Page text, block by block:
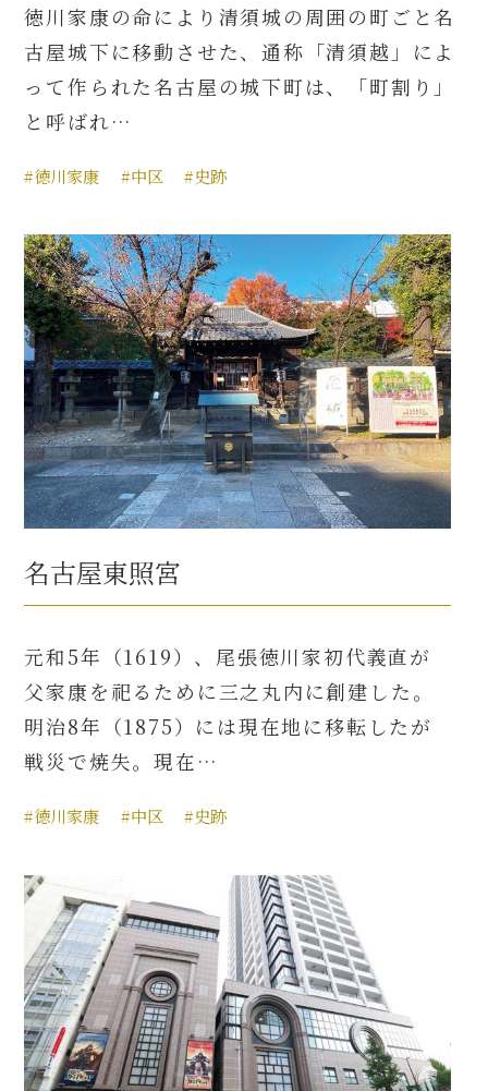
徳川家康の命により清須城の周囲の町ごと名
古屋城下に移動させた、通称「清須越」によ
って作られた名古屋の城下町は、「町割り」
と呼ばれ…
#徳川家康 #中区 #史跡
名古屋東照宮
元和5年（1619）、尾張徳川家初代義直が
父家康を祀るために三之丸内に創建した。
明治8年（1875）には現在地に移転したが
戦災で焼失。現在…
#徳川家康 #中区 #史跡